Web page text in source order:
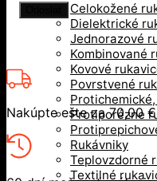
Celokožené
Dielektrické
Jednorazové
Kombinované
Kovové
Povrstvené
Protiporézne
Rukávniky
Teplovzdorné
Textilné
Nakúpte ešte za70,00 €